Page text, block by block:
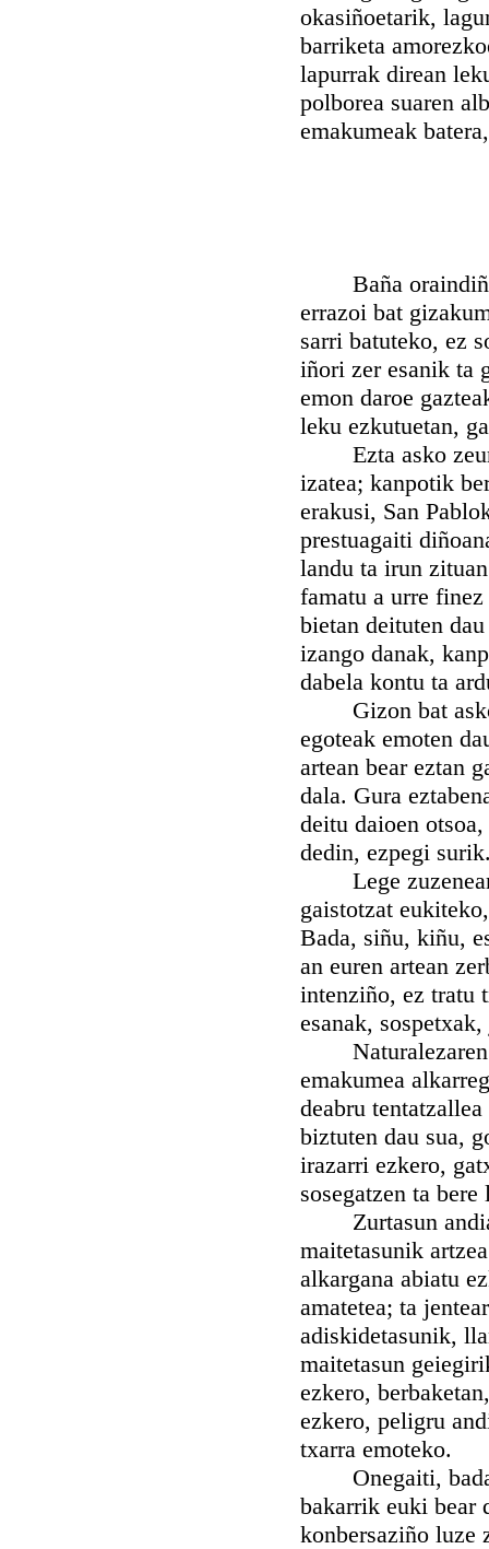
okasiñoetarik,
barriketa
lapurrak direan
polborea suaren
emakumeak
Baña oraindiño
errazoi bat
sarri batuteko, ez
iñori zer esanik ta
emon daroe
leku ezkutuetan,
Ezta asko zeure
izatea; kanpotik
erakusi, San
prestuagaiti
landu ta irun
famatu a urre
bietan deituten
izango danak,
dabela kontu ta
Gizon bat
egoteak emoten
artean bear eztan
dala. Gura
deitu daioen
dedin, ezpegi
Lege zuzenean
gaistotzat
Bada, siñu, kiñu,
an euren artean
intenziño, ez tratu
esanak,
Naturalezaren
emakumea
deabru
biztuten dau sua,
irazarri ezkero,
sosegatzen ta
Zurtasun andia
maitetasunik
alkargana abiatu
amatetea; ta
adiskidetasunik,
maitetasun
ezkero,
ezkero, peligru
txarra emoteko.
Onegaiti, bada,
bakarrik euki bear
konbersaziño luze